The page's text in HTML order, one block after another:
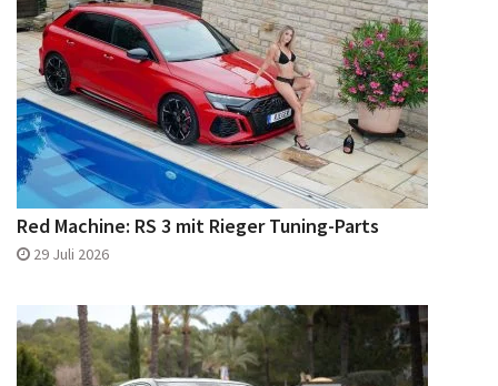
Red Machine: RS 3 mit Rieger Tuning-Parts
29 Juli 2026